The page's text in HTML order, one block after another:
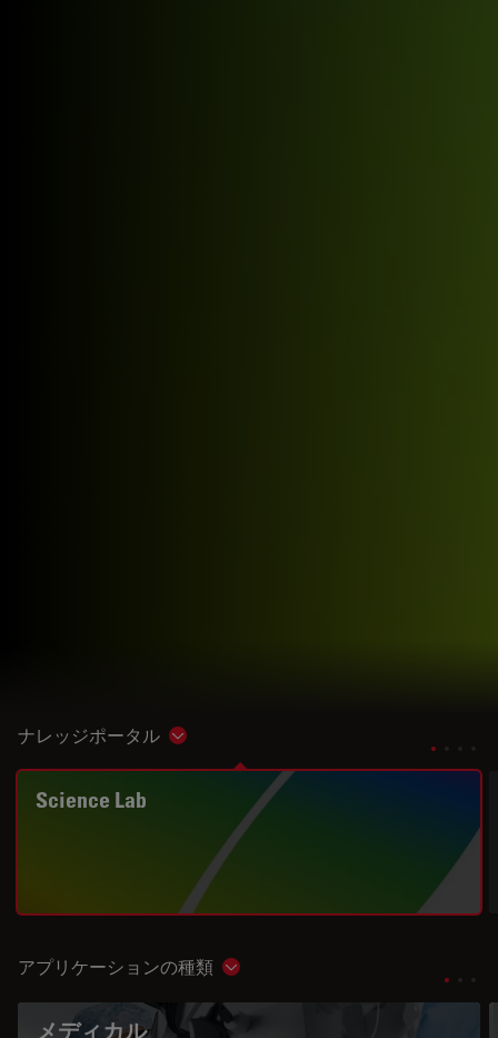
ナレッジポータル Show subnavigation
Science Lab
アプリケーションの種類 Show subnavigation
メディカル